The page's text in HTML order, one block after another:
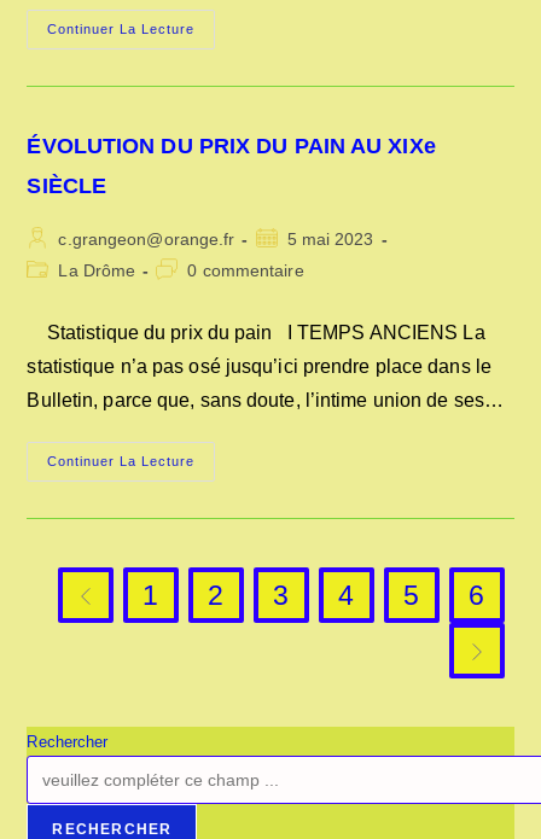
Continuer La Lecture
SUR
ÉVOLUTION DU PRIX DU PAIN AU XIXe
SIÈCLE
Auteur/autrice
de
c.grangeon@orange.fr
Publication
publiée :
5 mai 2023
PostLa Drôme
Commentaires
publication :
0 commentaire
Statistique du prix du pain I TEMPS ANCIENS La
statistique n’a pas osé jusqu’ici prendre place dans le
Bulletin, parce que, sans doute, l’intime union de ses…
Continuer La Lecture
DU
XIXe
Go to the previous page
1 2 3 4 5 6
Aller à
Rechercher
RECHERCHER